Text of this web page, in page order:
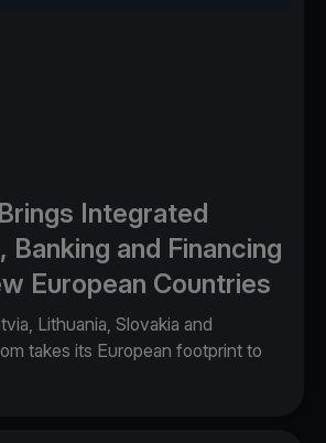
Integrated
Banking and Financing
European Countries
Lithuania, Slovakia and
takes its European footprint to